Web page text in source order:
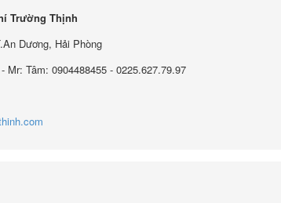
Trường Thịnh
Dương, Hải Phòng
Mr: Tâm: 0904488455 - 0225.627.79.97